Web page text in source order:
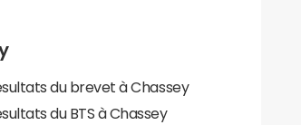
du brevet à Chassey
du BTS à Chassey